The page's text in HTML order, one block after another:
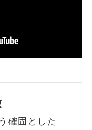
確固とした